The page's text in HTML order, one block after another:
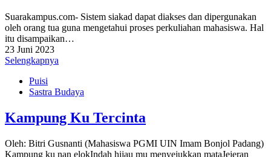
Suarakampus.com- Sistem siakad dapat diakses dan dipergunakan
oleh orang tua guna mengetahui proses perkuliahan mahasiswa. Hal
itu disampaikan…
23 Juni 2023
Selengkapnya
Puisi
Sastra Budaya
Kampung Ku Tercinta
Oleh: Bitri Gusnanti (Mahasiswa PGMI UIN Imam Bonjol Padang)
Kampung ku nan elokIndah hijau mu menyejukkan mataJejeran